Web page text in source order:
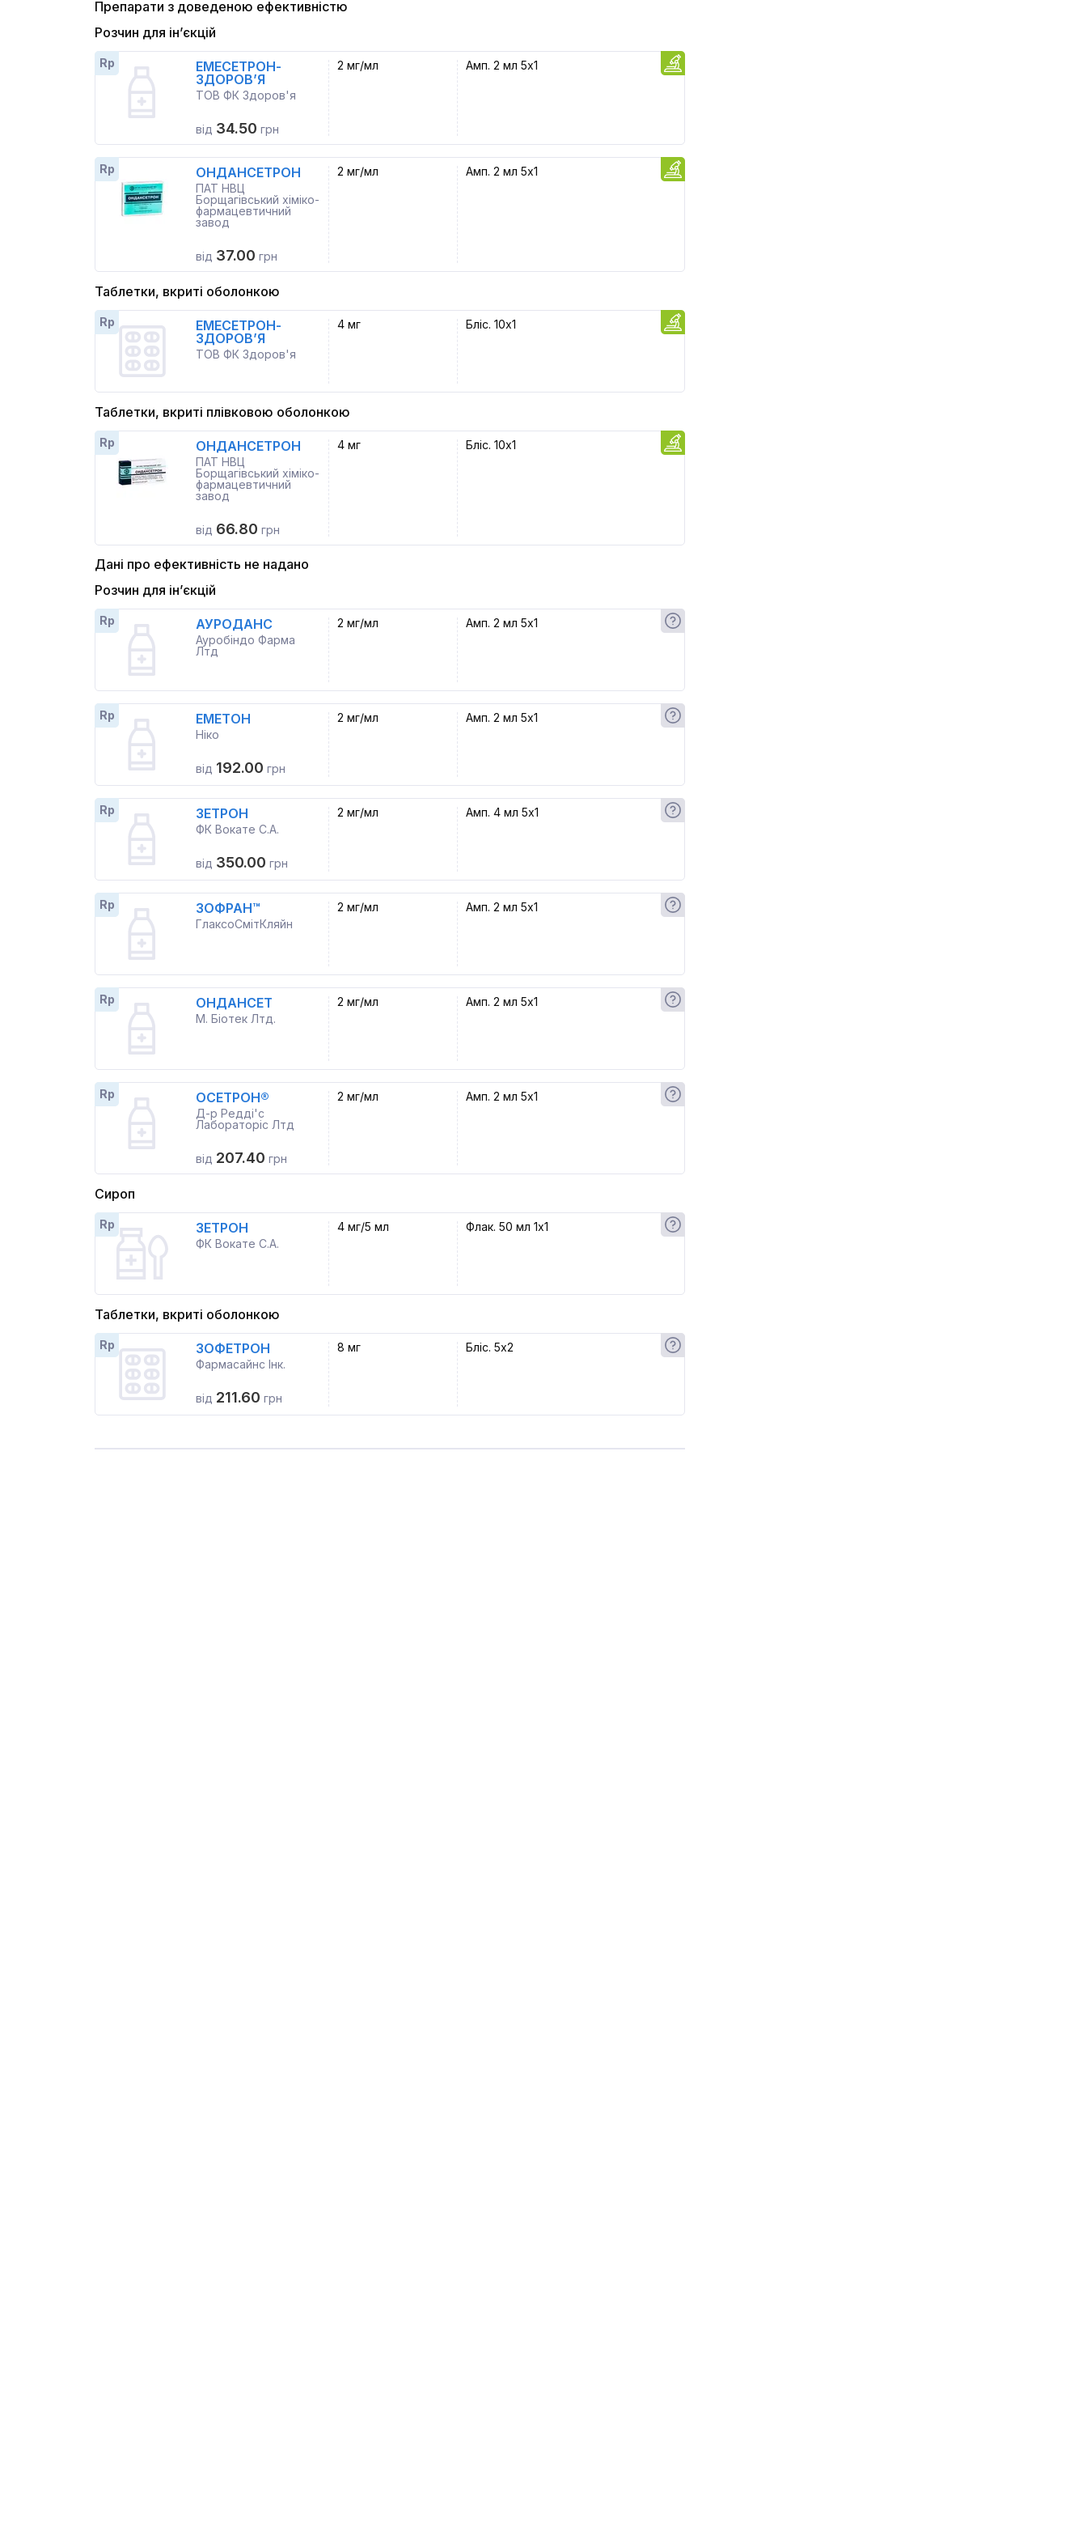
Препарати з доведеною ефективністю
Розчин для ін’єкцій
Rp
ЕМЕСЕТРОН-
ЗДОРОВ’Я
ТОВ ФК Здоров'я
від 34.50 грн
2 мг/мл Амп. 2 мл 5x1
Rp ОНДАНСЕТРОН
ПАТ НВЦ
Борщагівський хіміко-
фармацевтичний
завод
від 37.00 грн
2 мг/мл Амп. 2 мл 5x1
Таблетки, вкриті оболонкою
Rp
ЕМЕСЕТРОН-
ЗДОРОВ’Я
ТОВ ФК Здоров'я
4 мг Бліс. 10x1
Таблетки, вкриті плівковою оболонкою
Rp ОНДАНСЕТРОН
ПАТ НВЦ
Борщагівський хіміко-
фармацевтичний
завод
від 66.80 грн
4 мг Бліс. 10x1
Дані про ефективність не надано
Розчин для ін’єкцій
Rp АУРОДАНС
Ауробіндо Фарма
Лтд
2 мг/мл Амп. 2 мл 5x1
Rp ЕМЕТОН
Ніко
від 192.00 грн
2 мг/мл Амп. 2 мл 5x1
Rp ЗЕТРОН
ФК Вокате С.А.
від 350.00 грн
2 мг/мл Амп. 4 мл 5x1
Rp ЗОФРАН™
ГлаксоСмітКляйн
2 мг/мл Амп. 2 мл 5x1
Rp ОНДАНСЕТ
М. Біотек Лтд.
2 мг/мл Амп. 2 мл 5x1
Rp ОСЕТРОН®
Д-р Редді'с
Лабораторіс Лтд
від 207.40 грн
2 мг/мл Амп. 2 мл 5x1
Сироп
Rp ЗЕТРОН
ФК Вокате С.А.
4 мг/5 мл Флак. 50 мл 1x1
Таблетки, вкриті оболонкою
Rp ЗОФЕТРОН
Фармасайнс Інк.
від 211.60 грн
8 мг Бліс. 5x2